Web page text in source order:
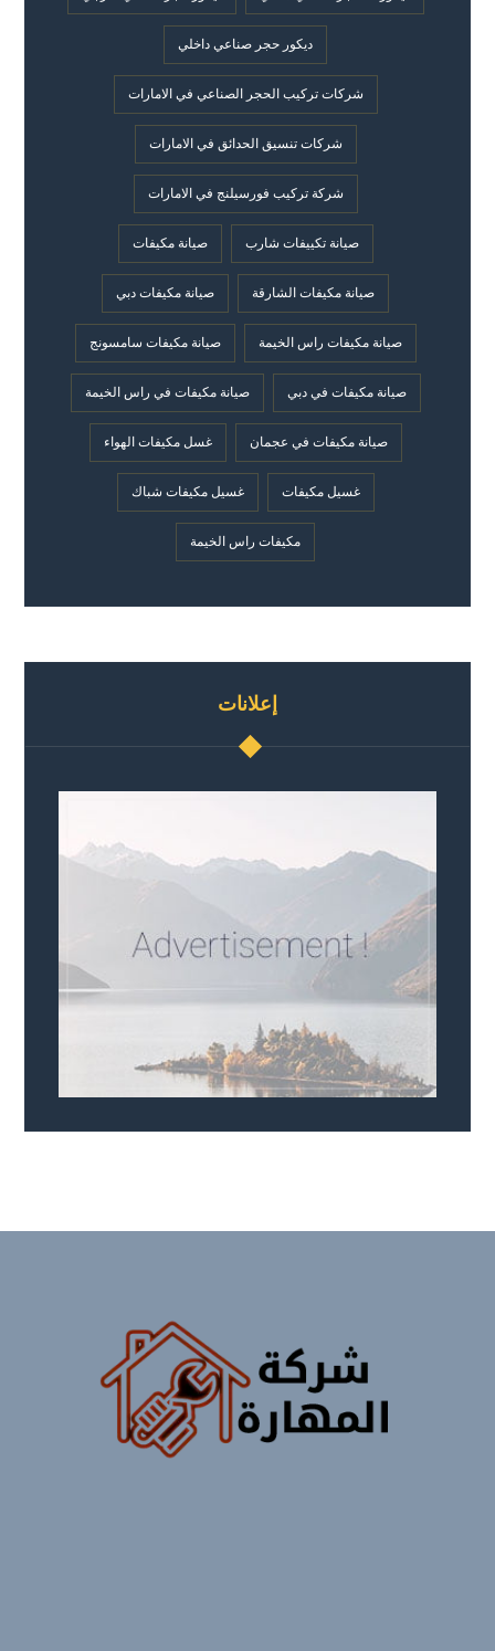
ديكور حجر صناعي داخلي
شركات تركيب الحجر الصناعي في الامارات
شركات تنسيق الحدائق في الامارات
شركة تركيب فورسيلنج في الامارات
صيانة تكييفات شارب صيانة مكيفات
صيانة مكيفات الشارقة صيانة مكيفات دبي
صيانة مكيفات راس الخيمة صيانة مكيفات سامسونج
صيانة مكيفات في دبي صيانة مكيفات في راس الخيمة
صيانة مكيفات في عجمان غسل مكيفات الهواء
غسيل مكيفات غسيل مكيفات شباك
مكيفات راس الخيمة
إعلانات